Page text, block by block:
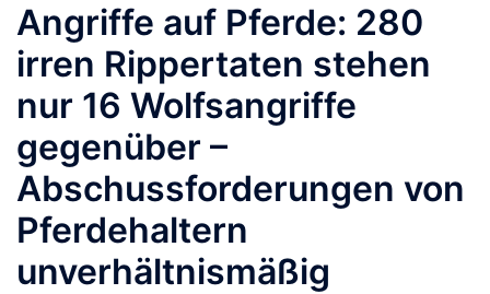
Angriffe auf Pferde: 280
irren Rippertaten stehen
nur 16 Wolfsangriffe
gegenüber –
Abschussforderungen von
Pferdehaltern
unverhältnismäßig